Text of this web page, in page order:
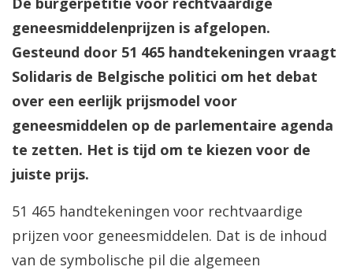
geneesmiddelenprijzen is afgelopen.
Gesteund door 51 465 handtekeningen vraagt
Solidaris de Belgische politici om het debat
over een eerlijk prijsmodel voor
geneesmiddelen op de parlementaire agenda
te zetten. Het is tijd om te kiezen voor de
juiste prijs.
51 465 handtekeningen voor rechtvaardige
prijzen voor geneesmiddelen. Dat is de inhoud
van de symbolische pil die algemeen